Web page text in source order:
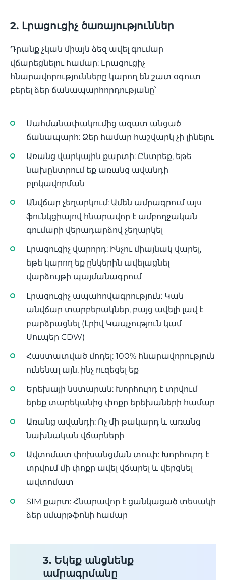
2. Լրացուցիչ ծառայություններ
Դրանք չկան միայն ձեզ ավել գումար
վճարեցնելու համար: Լրացուցիչ
հնարավորությունները կարող են շատ օգուտ
բերել ձեր ճանապարհորդությանը՝
Սահմանափակումից ազատ անցած
ճանապարհ: Ձեր համար հաշվարկ չի լինելու
Առանց վարկային քարտի: Ընտրեք, եթե
նախընտրում եք առանց ավանդի
բլոկավորման
Անվճար չեղարկում: Ամեն ամրագրում այս
ֆունկցիայով հնարավոր է ամբողջական
գումարի վերադարձով չեղարկել
Լրացուցիչ վարորդ: Ինչու միայնակ վարել,
եթե կարող եք ընկերին ավելացնել
վարձույթի պայմանագրում
Լրացուցիչ ապահովագրություն: Կան
անվճար տարբերակներ, բայց ավելի լավ է
բարձրացնել (Լրիվ Կապչություն կամ
Սուպեր CDW)
Հաստատված մոդել: 100% հնարավորություն
ունենալ այն, ինչ ուզեցել եք
Երեխայի նստարան: Խորհուրդ է տրվում
երեք տարեկանից փոքր երեխաների համար
Առանց ավանդի: Ոչ մի թակարդ և առանց
նախնական վճարների
Ավտոմատ փոխանցման տուփ: Խորհուրդ է
տրվում մի փոքր ավել վճարել և վերցնել
ավտոմատ
SIM քարտ: Հնարավոր է ցանկացած տեսակի
ձեր սմարթֆոնի համար
3. Եկեք անցնենք
ամրագրմանը